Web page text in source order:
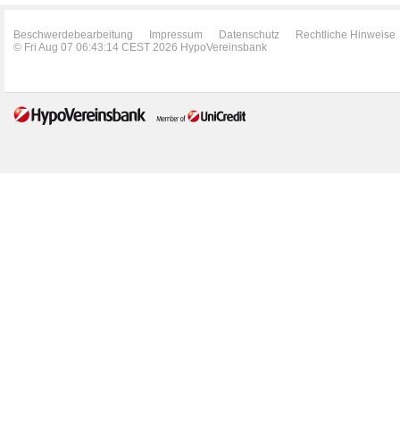
Beschwerdebearbeitung Impressum Datenschutz
Rechtliche Hinweise
© Fri Aug 07 06:43:14 CEST 2026 HypoVereinsbank